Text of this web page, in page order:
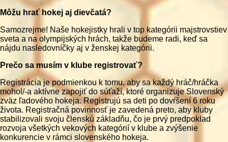
Môžu hrať hokej aj dievčatá?
Samozrejme! Naše hokejistky hrali v top kategórii majstrovstiev
sveta a na olympijských hrách, takže budeme radi, keď sa
nájdu nasledovníčky aj v ženskej kategórii.
Prečo sa musím v klube registrovať?
Registrácia je podmienkou k tomu, aby sa každý hráč/hráčka
mohol/-a aktívne zapojiť do súťaží, ktoré organizuje Slovenský
zväz ľadového hokeja. Registrujú sa deti po dovŕšení 6 roku
života. Registračná povinnosť je zavedená preto, aby kluby
stabilizovali svoju členskú základňu, čo je prvý predpoklad
rozvoja všetkých vekových kategórií v klube a zvýšenie
konkurencie v rámci slovenského hokeja.